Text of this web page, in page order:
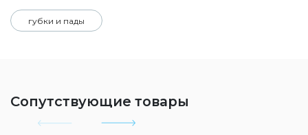
губки и пады
Сопутствующие товары